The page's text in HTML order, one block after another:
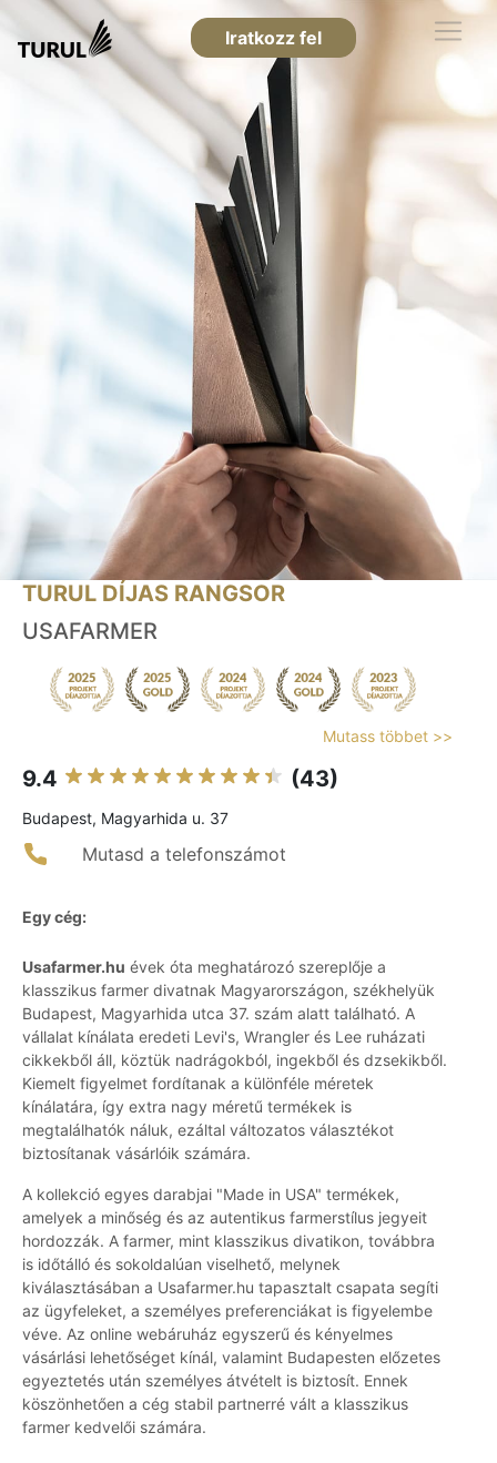
Iratkozz fel
TURUL DÍJAS RANGSOR
USAFARMER
Mutass többet >>
9.4 (43)
Budapest, Magyarhida u. 37
Mutasd a telefonszámot
Egy cég:
Usafarmer.hu évek óta meghatározó szereplője a
klasszikus farmer divatnak Magyarországon, székhelyük
Budapest, Magyarhida utca 37. szám alatt található. A
vállalat kínálata eredeti Levi's, Wrangler és Lee ruházati
cikkekből áll, köztük nadrágokból, ingekből és dzsekikből.
Kiemelt figyelmet fordítanak a különféle méretek
kínálatára, így extra nagy méretű termékek is
megtalálhatók náluk, ezáltal változatos választékot
biztosítanak vásárlóik számára.
A kollekció egyes darabjai "Made in USA" termékek,
amelyek a minőség és az autentikus farmerstílus jegyeit
hordozzák. A farmer, mint klasszikus divatikon, továbbra
is időtálló és sokoldalúan viselhető, melynek
kiválasztásában a Usafarmer.hu tapasztalt csapata segíti
az ügyfeleket, a személyes preferenciákat is figyelembe
véve. Az online webáruház egyszerű és kényelmes
vásárlási lehetőséget kínál, valamint Budapesten előzetes
egyeztetés után személyes átvételt is biztosít. Ennek
köszönhetően a cég stabil partnerré vált a klasszikus
farmer kedvelői számára.